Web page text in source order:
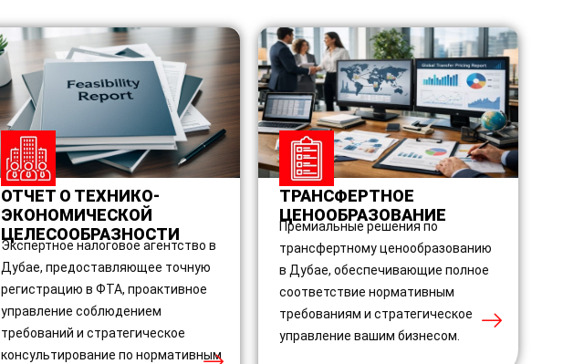
ОТЧЕТ О ТЕХНИКО-
ЭКОНОМИЧЕСКОЙ
ЦЕЛЕСООБРАЗНОСТИ
Экспертное налоговое агентство в
Дубае, предоставляющее точную
регистрацию в ФТА, проактивное
управление соблюдением
требований и стратегическое
консультирование по нормативным
ТРАНСФЕРТНОЕ
ЦЕНООБРАЗОВАНИЕ
Премиальные решения по
трансфертному ценообразованию
в Дубае, обеспечивающие полное
соответствие нормативным
требованиям и стратегическое
управление вашим бизнесом.